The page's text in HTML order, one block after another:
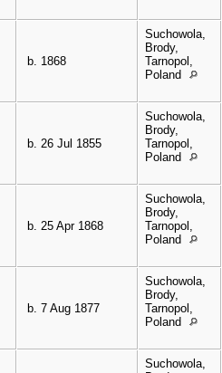
b. 1868
Suchowola,
Brody,
Tarnopol,
Poland
b. 26 Jul 1855
Suchowola,
Brody,
Tarnopol,
Poland
b. 25 Apr 1868
Suchowola,
Brody,
Tarnopol,
Poland
b. 7 Aug 1877
Suchowola,
Brody,
Tarnopol,
Poland
Suchowola,